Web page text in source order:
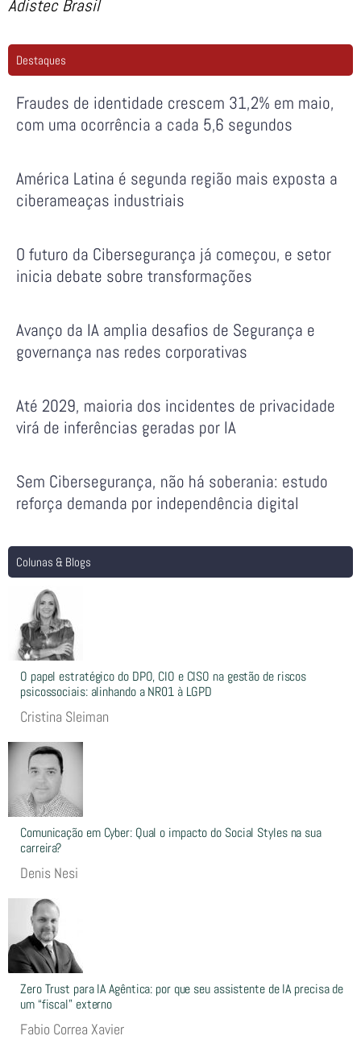
Adistec Brasil
Destaques
Fraudes de identidade crescem 31,2% em maio,
com uma ocorrência a cada 5,6 segundos
América Latina é segunda região mais exposta a
ciberameaças industriais
O futuro da Cibersegurança já começou, e setor
inicia debate sobre transformações
Avanço da IA amplia desafios de Segurança e
governança nas redes corporativas
Até 2029, maioria dos incidentes de privacidade
virá de inferências geradas por IA
Sem Cibersegurança, não há soberania: estudo
reforça demanda por independência digital
Colunas & Blogs
O papel estratégico do DPO, CIO e CISO na gestão de riscos
psicossociais: alinhando a NR01 à LGPD
Cristina Sleiman
Comunicação em Cyber: Qual o impacto do Social Styles na sua
carreira?
Denis Nesi
Zero Trust para IA Agêntica: por que seu assistente de IA precisa de
um “fiscal” externo
Fabio Correa Xavier